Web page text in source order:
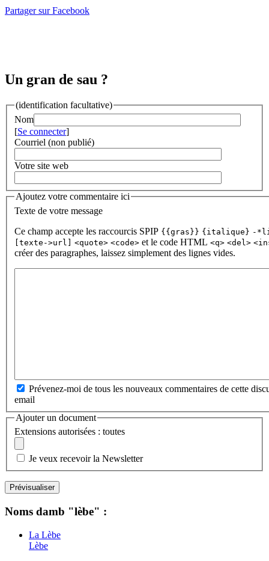
Partager sur Facebook
Un gran de sau ?
(identification facultative)
Nom
[Se connecter]
Courriel (non publié)
Votre site web
Ajoutez votre commentaire ici
Texte de votre message
Ce champ accepte les raccourcis SPIP {{gras}} {italique} -
[texte->url] <quote> <code> et le code HTML <q> <del>
créer des paragraphes, laissez simplement des lignes vides.
Prévenez-moi de tous les nouveaux commentaires de cette
email
Ajouter un document
Extensions autorisées : toutes
Je veux recevoir la Newsletter
Noms damb "lèbe" :
La Lèbe
Lèbe